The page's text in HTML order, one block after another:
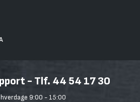
- Tlf. 44 54 17 30
hverdage 9:00 - 15:00